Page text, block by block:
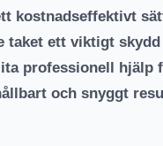
kostnadseffektivt
taket ett viktigt
professionell hjälp
och snyggt